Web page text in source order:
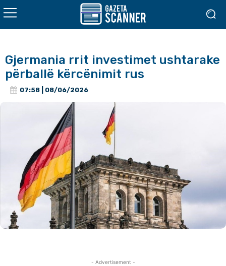
Gjermania rrit investimet ushtarake
përballë kërcënimit rus
07:58 | 08/06/2026
- Advertisement -